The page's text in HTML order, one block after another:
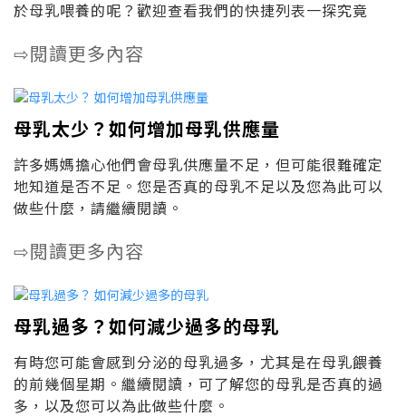
於母乳喂養的呢？歡迎查看我們的快捷列表一探究竟
⇨閱讀更多內容
母乳太少？如何增加母乳供應量
許多媽媽擔心他們會母乳供應量不足，但可能很難確定
地知道是否不足。您是否真的母乳不足以及您為此可以
做些什麼，請繼續閱讀。
⇨閱讀更多內容
母乳過多？如何減少過多的母乳
有時您可能會感到分泌的母乳過多，尤其是在母乳餵養
的前幾個星期。繼續閱讀，可了解您的母乳是否真的過
多，以及您可以為此做些什麼。